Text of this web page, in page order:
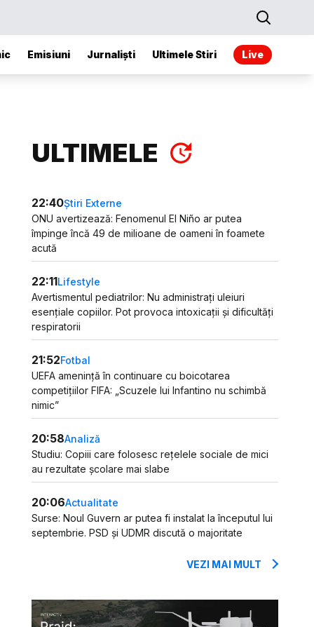
Emisiuni Jurnaliști Ultimele Stiri Live
ULTIMELE
22:40Știri Externe
ONU avertizează: Fenomenul El Niño ar putea
împinge încă 49 de milioane de oameni în foamete
acută
22:11Lifestyle
Avertismentul pediatrilor: Nu administrați uleiuri
esențiale copiilor. Pot provoca intoxicații și dificultăți
respiratorii
21:52Fotbal
UEFA amenință în continuare cu boicotarea
competițiilor FIFA: „Scuzele lui Infantino nu schimbă
nimic”
20:58Analiză
Studiu: Copiii care folosesc rețelele sociale de mici
au rezultate școlare mai slabe
20:06Actualitate
Surse: Noul Guvern ar putea fi instalat la începutul lui
septembrie. PSD și UDMR discută o majoritate
VEZI MAI MULT